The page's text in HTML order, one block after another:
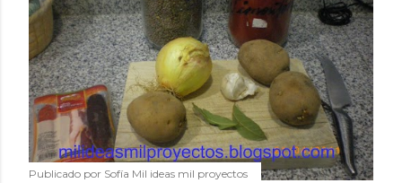
copiosos de invierno. Con esta receta simple pero
revolucionaria, transformaremos un ingrediente tan
humilde como la alubia de La Bañeza en un snack ligero,
dorado, cargado de proteína y 100% natural. Es el
sustituto perfecto a los frutos se...
Publicado por Sofía Mil ideas mil proyectos